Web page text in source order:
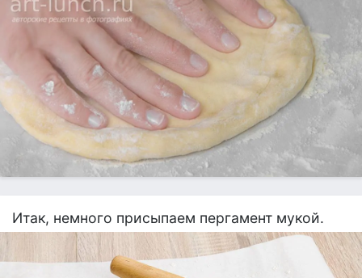
Итак, немного присыпаем пергамент мукой.